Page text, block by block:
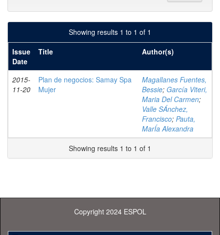
Showing results 1 to 1 of 1
Issue
Date
Title Author(s)
2015-
11-20
Plan de negocios: Samay Spa
Mujer
Magallanes Fuentes,
Bessie; García Viteri,
Maria Del Carmen;
Valle SÁnchez,
Francisco; Pauta,
MarÍa Alexandra
Showing results 1 to 1 of 1
Copyright 2024 ESPOL